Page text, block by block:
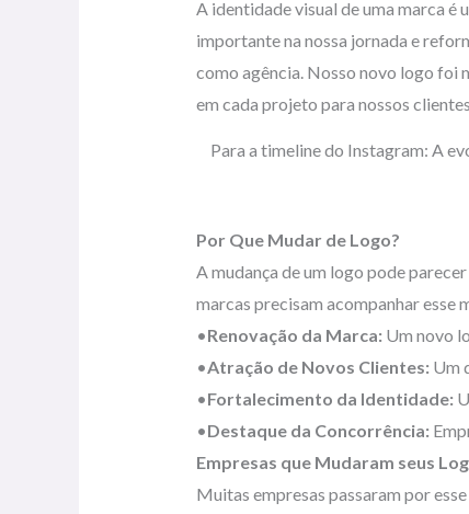
A identidade visual de uma marca é
importante na nossa jornada e
como agência. Nosso novo logo foi
em cada projeto para nossos
Para a timeline do Instagram: A
Por Que Mudar de Logo?
A mudança de um logo pode
marcas precisam acompanhar
•Renovação da Marca: Um novo
•Atração de Novos Clientes: Um
•Fortalecimento da Identidade:
•Destaque da Concorrência:
Empresas que Mudaram seus
Muitas empresas passaram por